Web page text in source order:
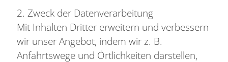
2. Zweck der Datenverarbeitung
Mit Inhalten Dritter erweitern und verbessern
wir unser Angebot, indem wir z. B.
Anfahrtswege und Örtlichkeiten darstellen,